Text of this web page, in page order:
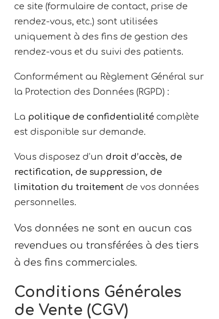
ce site (formulaire de contact, prise de
rendez-vous, etc.) sont utilisées
uniquement à des fins de gestion des
rendez-vous et du suivi des patients.
Conformément au Règlement Général sur
la Protection des Données (RGPD) :
La politique de confidentialité complète
est disponible sur demande.
Vous disposez d’un droit d’accès, de
rectification, de suppression, de
limitation du traitement de vos données
personnelles.
Vos données ne sont en aucun cas
revendues ou transférées à des tiers
à des fins commerciales.
Conditions Générales
de Vente (CGV)